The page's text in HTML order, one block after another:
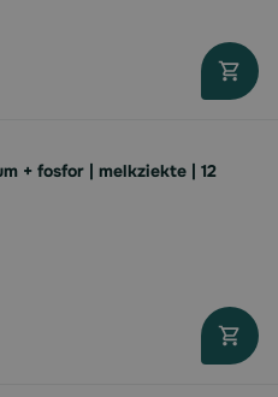
+ fosfor | melkziekte | 12